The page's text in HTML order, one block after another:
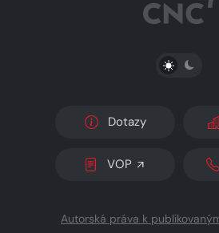
Dotazy
VOP
Autorská práva k